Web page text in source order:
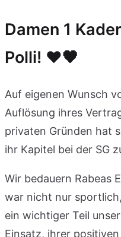
Damen 1
Polli! ❤️🖤
Auf eigenen Wunsch
Auflösung ihres
privaten Gründen hat
ihr Kapitel bei der SG
Wir bedauern Rabeas
war nicht nur
ein wichtiger Teil
Einsatz, ihrer